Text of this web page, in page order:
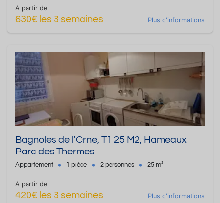
A partir de
630€ les 3 semaines Plus d'informations
Bagnoles de l'Orne, T1 25 M2, Hameaux
Parc des Thermes
Appartement 1 pièce 2 personnes 25 m²
A partir de
420€ les 3 semaines Plus d'informations